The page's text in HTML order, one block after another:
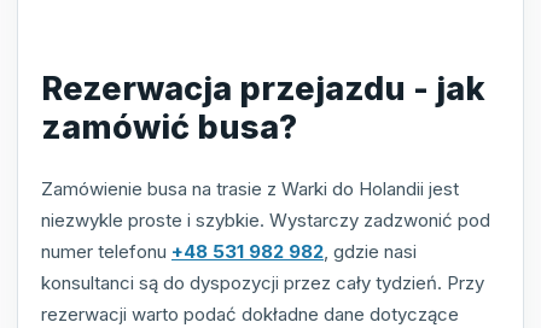
Rezerwacja przejazdu - jak
zamówić busa?
Zamówienie busa na trasie z Warki do Holandii jest
niezwykle proste i szybkie. Wystarczy zadzwonić pod
numer telefonu +48 531 982 982, gdzie nasi
konsultanci są do dyspozycji przez cały tydzień. Przy
rezerwacji warto podać dokładne dane dotyczące